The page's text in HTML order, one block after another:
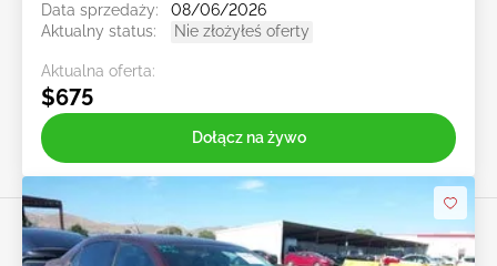
Data sprzedaży:
08/06/2026
Aktualny status:
Nie złożyłeś oferty
Aktualna oferta:
$675
Dołącz na żywo